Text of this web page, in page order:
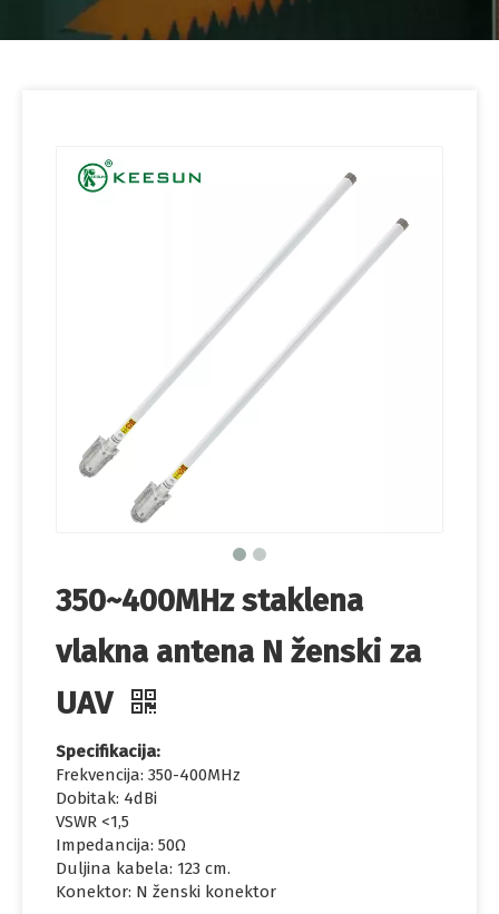
350~400MHz staklena
vlakna antena N ženski za
UAV
Specifikacija:
Frekvencija: 350-400MHz
Dobitak: 4dBi
VSWR <1,5
Impedancija: 50Ω
Duljina kabela: 123 cm.
Konektor: N ženski konektor